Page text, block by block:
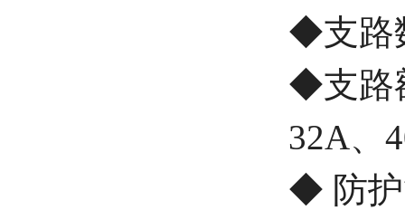
◆支路
◆支路
32A、
◆ 防护